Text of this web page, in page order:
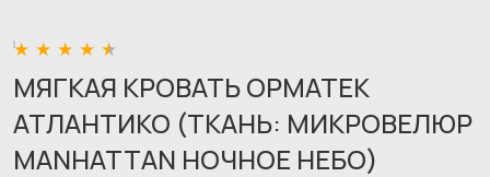
МЯГКАЯ КРОВАТЬ ОРМАТЕК
АТЛАНТИКО (ТКАНЬ: МИКРОВЕЛЮР
MANHATTAN НОЧНОЕ НЕБО)